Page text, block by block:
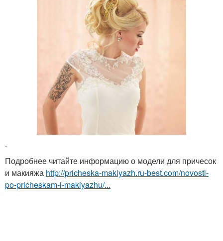
.
Подробнее читайте информацию о модели для причесок
и макияжа http://pricheska-makiyazh.ru-best.com/novosti-
po-pricheskam-i-makiyazhu/...